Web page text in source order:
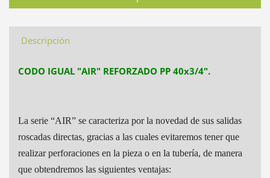
Descripción
CODO IGUAL "AIR" REFORZADO PP 40x3/4".
La serie “AIR” se caracteriza por la novedad de sus salidas
roscadas directas, gracias a las cuales evitaremos tener que
realizar perforaciones en la pieza o en la tubería, de manera
que obtendremos las siguientes ventajas: